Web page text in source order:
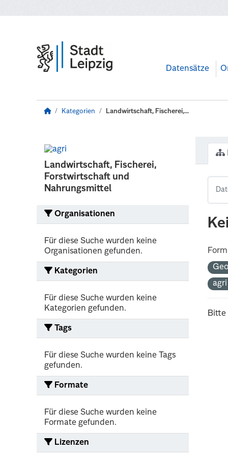
Datensätze
Kategorien Landwirtschaft, Fischerei,...
Landwirtschaft, Fischerei,
Forstwirtschaft und
Nahrungsmittel
Organisationen
Für diese Suche wurden keine
Organisationen gefunden.
Kategorien
Für diese Suche wurden keine
Kategorien gefunden.
Tags
Für diese Suche wurden keine Tags
gefunden.
Formate
Für diese Suche wurden keine
Formate gefunden.
Lizenzen
Bitte